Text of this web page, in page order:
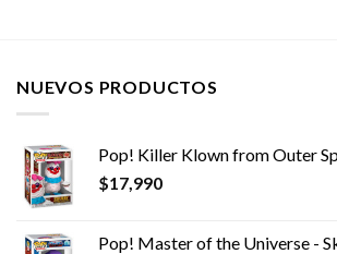
NUEVOS PRODUCTOS
Pop! Killer Klown from Outer
$17,990
Pop! Master of the Universe -